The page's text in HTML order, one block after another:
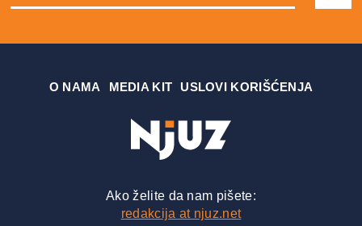
О NAMA MEDIA KIT USLOVI KORIŠĆENJA
Ako želite da nam pišete:
redakcija at njuz.net